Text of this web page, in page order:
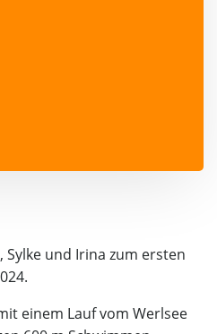
und Irina zum ersten
einem Lauf vom Werlsee